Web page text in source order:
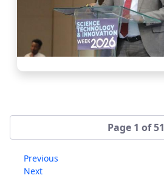
Page 1 of 51
Previous
Next